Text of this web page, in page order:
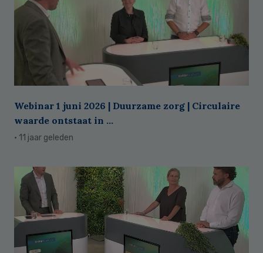
Webinar 1 juni 2026 | Duurzame zorg | Circulaire
waarde ontstaat in ...
· 11 jaar geleden